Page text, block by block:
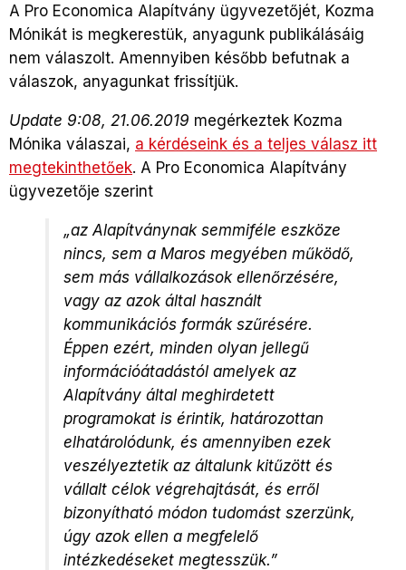
A Pro Economica Alapítvány ügyvezetőjét, Kozma
Mónikát is megkerestük, anyagunk publikálásáig
nem válaszolt. Amennyiben később befutnak a
válaszok, anyagunkat frissítjük.
Update 9:08, 21.06.2019 megérkeztek Kozma
Mónika válaszai, a kérdéseink és a teljes válasz itt
megtekinthetőek. A Pro Economica Alapítvány
ügyvezetője szerint
„az Alapítványnak semmiféle eszköze
nincs, sem a Maros megyében működő,
sem más vállalkozások ellenőrzésére,
vagy az azok által használt
kommunikációs formák szűrésére.
Éppen ezért, minden olyan jellegű
információátadástól amelyek az
Alapítvány által meghirdetett
programokat is érintik, határozottan
elhatárolódunk, és amennyiben ezek
veszélyeztetik az általunk kitűzött és
vállalt célok végrehajtását, és erről
bizonyítható módon tudomást szerzünk,
úgy azok ellen a megfelelő
intézkedéseket megtesszük.”